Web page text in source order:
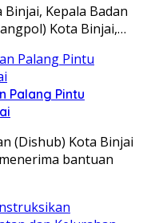
Kepala Badan
Kota Binjai,…
Palang Pintu
(Dishub) Kota Binjai
bantuan